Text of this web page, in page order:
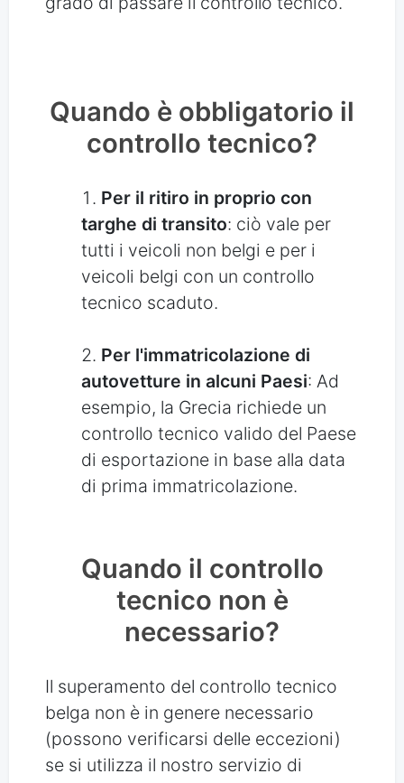
Quando è obbligatorio il
controllo tecnico?
Per il ritiro in proprio con
targhe di transito: ciò vale per
tutti i veicoli non belgi e per i
veicoli belgi con un controllo
tecnico scaduto.
Per l'immatricolazione di
autovetture in alcuni Paesi: Ad
esempio, la Grecia richiede un
controllo tecnico valido del Paese
di esportazione in base alla data
di prima immatricolazione.
Quando il controllo
tecnico non è
necessario?
Il superamento del controllo tecnico
belga non è in genere necessario
(possono verificarsi delle eccezioni)
se si utilizza il nostro servizio di